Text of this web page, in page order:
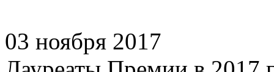
03 ноября 2017